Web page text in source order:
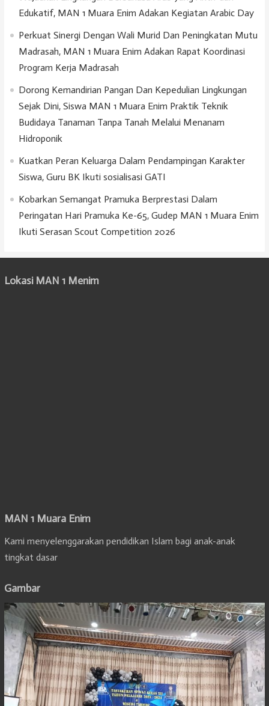
Edukatif, MAN 1 Muara Enim Adakan Kegiatan Arabic Day
Perkuat Sinergi Dengan Wali Murid Dan Peningkatan Mutu
Madrasah, MAN 1 Muara Enim Adakan Rapat Koordinasi
Program Kerja Madrasah
Dorong Kemandirian Pangan Dan Kepedulian Lingkungan
Sejak Dini, Siswa MAN 1 Muara Enim Praktik Teknik
Budidaya Tanaman Tanpa Tanah Melalui Menanam
Hidroponik
Kuatkan Peran Keluarga Dalam Pendampingan Karakter
Siswa, Guru BK Ikuti sosialisasi GATI
Kobarkan Semangat Pramuka Berprestasi Dalam
Peringatan Hari Pramuka Ke-65, Gudep MAN 1 Muara Enim
Ikuti Serasan Scout Competition 2026
Lokasi MAN 1 Menim
MAN 1 Muara Enim
Kami menyelenggarakan pendidikan Islam bagi anak-anak
tingkat dasar
Gambar